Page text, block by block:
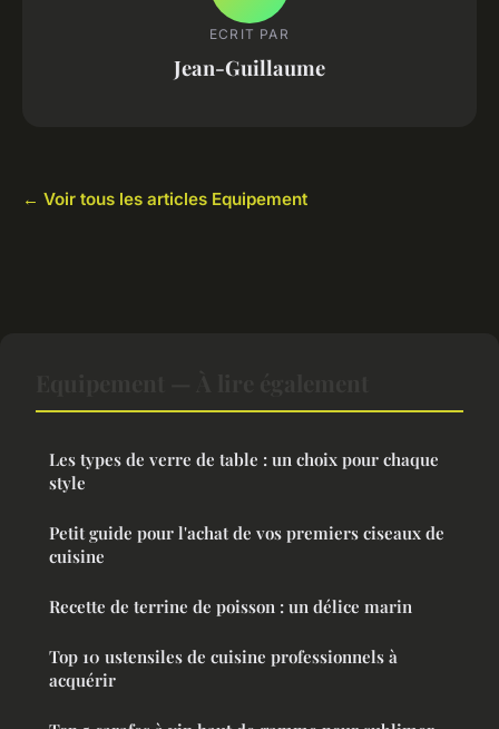
ECRIT PAR
Jean-Guillaume
← Voir tous les articles Equipement
Les types de verre de table : un choix pour chaque
style
Petit guide pour l'achat de vos premiers ciseaux de
cuisine
Recette de terrine de poisson : un délice marin
Top 10 ustensiles de cuisine professionnels à
acquérir